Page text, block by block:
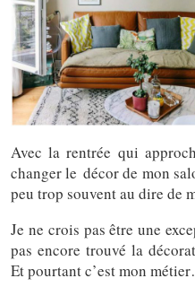
Avec la rentrée qui
changer le décor de mon
peu trop souvent au dire de
Je ne crois pas être une
pas encore trouvé la
Et pourtant c’est mon